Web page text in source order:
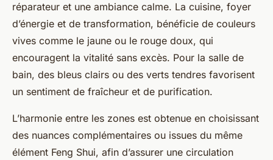
réparateur et une ambiance calme. La cuisine, foyer
d’énergie et de transformation, bénéficie de couleurs
vives comme le jaune ou le rouge doux, qui
encouragent la vitalité sans excès. Pour la salle de
bain, des bleus clairs ou des verts tendres favorisent
un sentiment de fraîcheur et de purification.
L’harmonie entre les zones est obtenue en choisissant
des nuances complémentaires ou issues du même
élément Feng Shui, afin d’assurer une circulation